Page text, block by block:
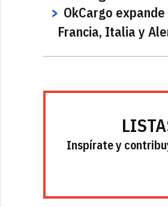
OkCargo
Francia, Italia y
Inspírate y